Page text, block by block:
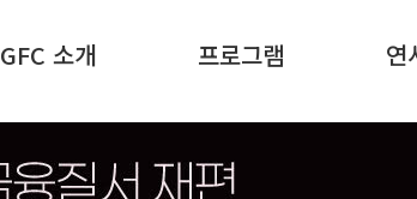
GFC 소개 프로그램 연